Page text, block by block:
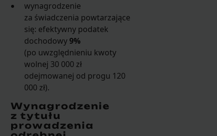
wynagrodzenie
za świadczenia powtarzające
się: efektywny podatek
dochodowy9%
(po uwzględnieniu kwoty
wolnej 30 000 zł
odejmowanej od progu 120
000 zł).
Wynagrodzenie
z tytułu
prowadzenia